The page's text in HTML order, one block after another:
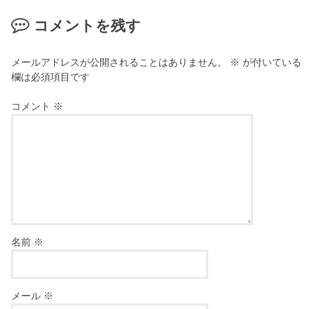
コメントを残す
メールアドレスが公開されることはありません。 ※ が付いている
欄は必須項目です
コメント ※
名前 ※
メール ※